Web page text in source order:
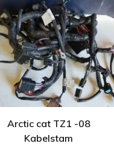
Arctic cat TZ1 -08
Kabelstam